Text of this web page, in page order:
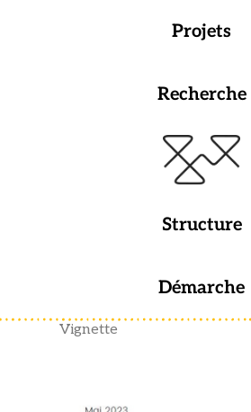
Projets
Recherche
Structure
Démarche
Vignette